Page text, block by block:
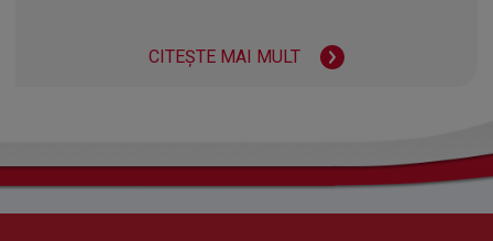
CITEȘTE MAI MULT